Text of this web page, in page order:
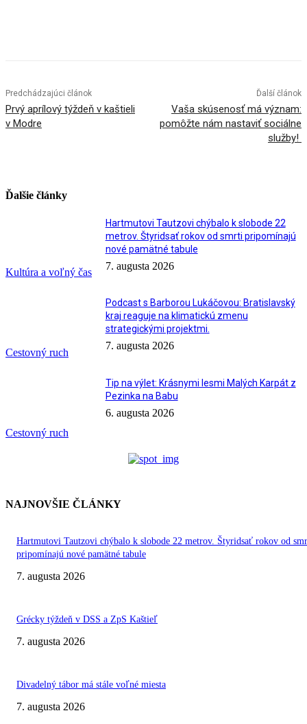
Predchádzajúci článok
Prvý aprílový týždeň v kaštieli
v Modre
Ďalší článok
Vaša skúsenosť má význam:
pomôžte nám nastaviť sociálne
služby!
Ďalšie články
Kultúra a voľný čas
Hartmutovi Tautzovi chýbalo k slobode 22
metrov. Štyridsať rokov od smrti pripomínajú
nové pamätné tabule
7. augusta 2026
Cestovný ruch
Podcast s Barborou Lukáčovou: Bratislavský
kraj reaguje na klimatickú zmenu
strategickými projektmi.
7. augusta 2026
Cestovný ruch
Tip na výlet: Krásnymi lesmi Malých Karpát z
Pezinka na Babu
6. augusta 2026
NAJNOVŠIE ČLÁNKY
Hartmutovi Tautzovi chýbalo k slobode 22 metrov. Štyridsať rokov od
pripomínajú nové pamätné tabule
7. augusta 2026
Grécky týždeň v DSS a ZpS Kaštieľ
7. augusta 2026
Divadelný tábor má stále voľné miesta
7. augusta 2026